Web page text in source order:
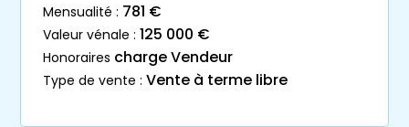
mensualité : 781 €
valeur vénale : 125 000 €
honoraires charge Vendeur
type de vente : Vente à terme libre